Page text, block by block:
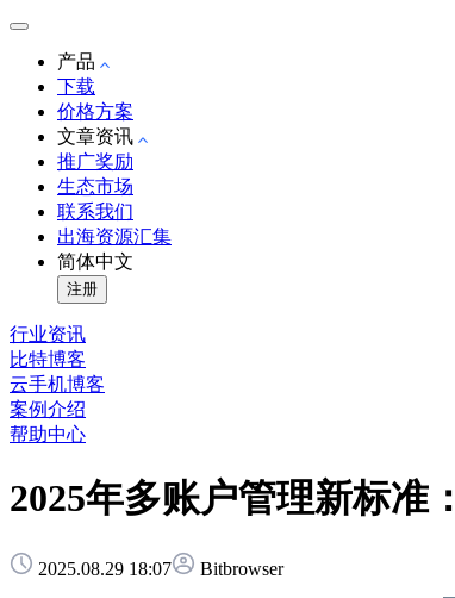
产品
下载
价格方案
文章资讯
推广奖励
生态市场
联系我们
出海资源汇集
简体中文
注册
行业资讯
比特博客
云手机博客
案例介绍
帮助中心
2025年多账户管理新标准
2025.08.29 18:07 Bitbrowser